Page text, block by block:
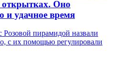
открытках. Оно
и удачное время
пирамидой назвали
с их помощью регулировали